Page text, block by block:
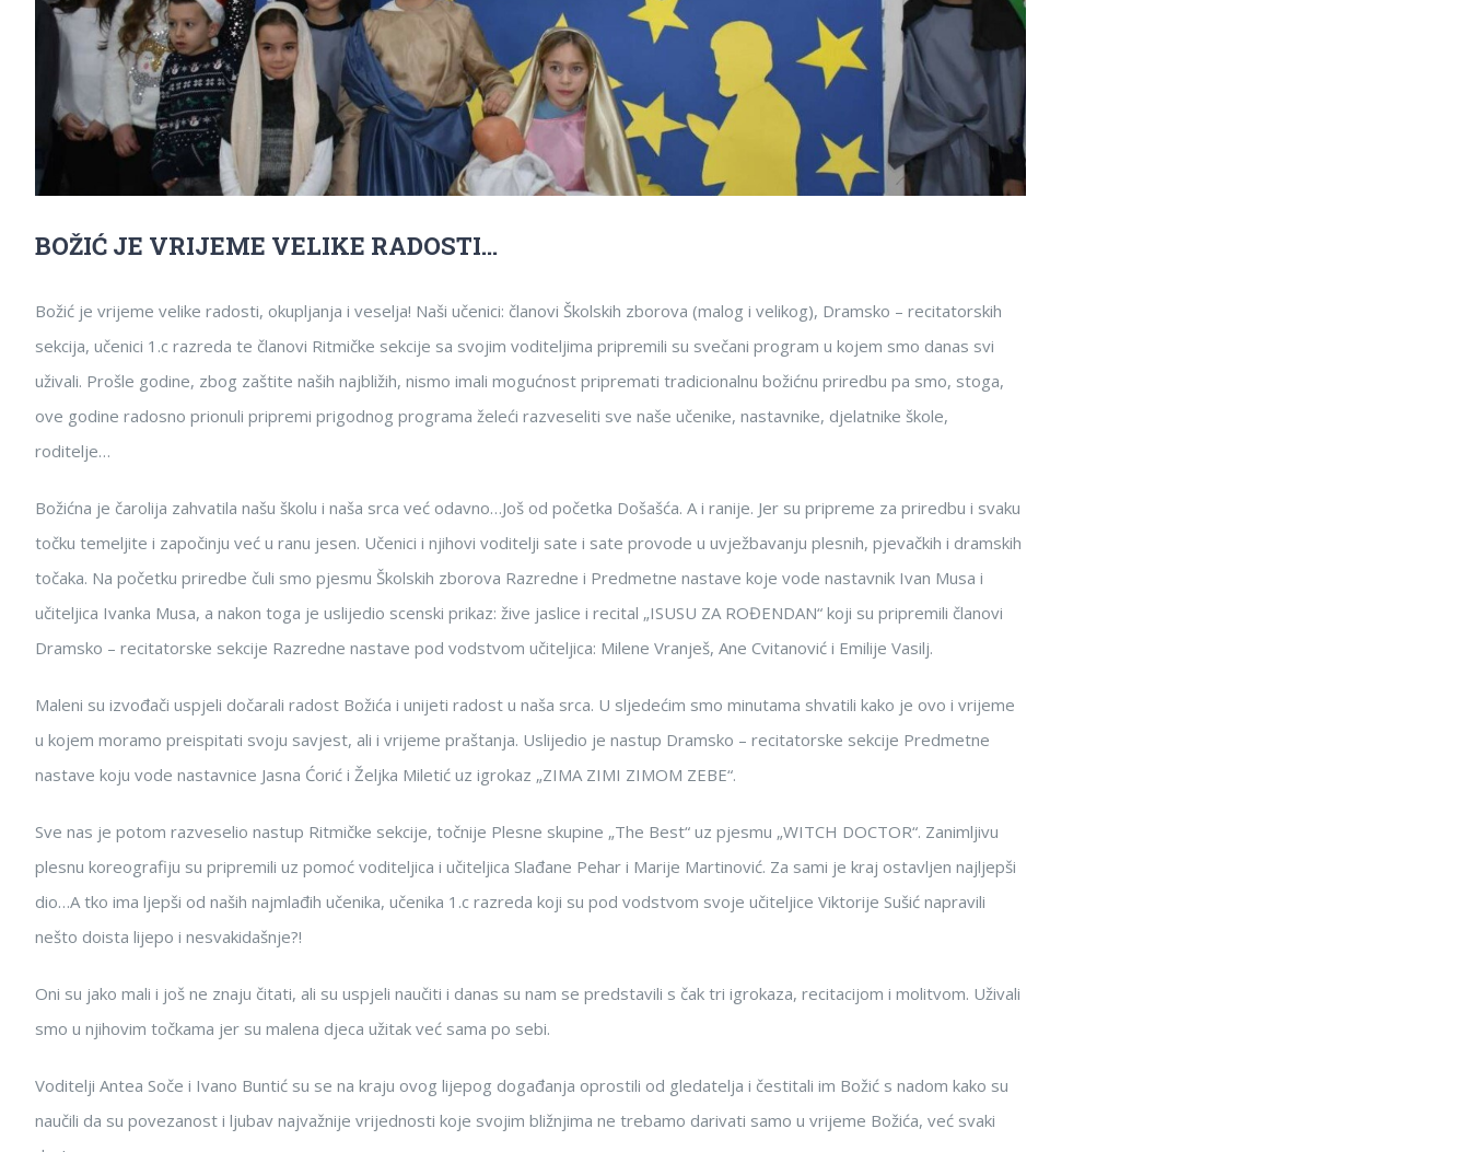
BOŽIĆ JE VRIJEME VELIKE RADOSTI…
Božić je vrijeme velike radosti, okupljanja i veselja! Naši učenici: članovi Školskih zborova (malog i velikog), Dramsko – recitatorskih
sekcija, učenici 1.c razreda te članovi Ritmičke sekcije sa svojim voditeljima pripremili su svečani program u kojem smo danas svi
uživali. Prošle godine, zbog zaštite naših najbližih, nismo imali mogućnost pripremati tradicionalnu božićnu priredbu pa smo, stoga,
ove godine radosno prionuli pripremi prigodnog programa želeći razveseliti sve naše učenike, nastavnike, djelatnike škole,
roditelje…
Božićna je čarolija zahvatila našu školu i naša srca već odavno…Još od početka Došašća. A i ranije. Jer su pripreme za priredbu i svaku
točku temeljite i započinju već u ranu jesen. Učenici i njihovi voditelji sate i sate provode u uvježbavanju plesnih, pjevačkih i dramskih
točaka. Na početku priredbe čuli smo pjesmu Školskih zborova Razredne i Predmetne nastave koje vode nastavnik Ivan Musa i
učiteljica Ivanka Musa, a nakon toga je uslijedio scenski prikaz: žive jaslice i recital „ISUSU ZA ROĐENDAN“ koji su pripremili članovi
Dramsko – recitatorske sekcije Razredne nastave pod vodstvom učiteljica: Milene Vranješ, Ane Cvitanović i Emilije Vasilj.
Maleni su izvođači uspjeli dočarali radost Božića i unijeti radost u naša srca. U sljedećim smo minutama shvatili kako je ovo i vrijeme
u kojem moramo preispitati svoju savjest, ali i vrijeme praštanja. Uslijedio je nastup Dramsko – recitatorske sekcije Predmetne
nastave koju vode nastavnice Jasna Ćorić i Željka Miletić uz igrokaz „ZIMA ZIMI ZIMOM ZEBE“.
Sve nas je potom razveselio nastup Ritmičke sekcije, točnije Plesne skupine „The Best“ uz pjesmu „WITCH DOCTOR“. Zanimljivu
plesnu koreografiju su pripremili uz pomoć voditeljica i učiteljica Slađane Pehar i Marije Martinović. Za sami je kraj ostavljen najljepši
dio…A tko ima ljepši od naših najmlađih učenika, učenika 1.c razreda koji su pod vodstvom svoje učiteljice Viktorije Sušić napravili
nešto doista lijepo i nesvakidašnje?!
Oni su jako mali i još ne znaju čitati, ali su uspjeli naučiti i danas su nam se predstavili s čak tri igrokaza, recitacijom i molitvom. Uživali
smo u njihovim točkama jer su malena djeca užitak već sama po sebi.
Voditelji Antea Soče i Ivano Buntić su se na kraju ovog lijepog događanja oprostili od gledatelja i čestitali im Božić s nadom kako su
naučili da su povezanost i ljubav najvažnije vrijednosti koje svojim bližnjima ne trebamo darivati samo u vrijeme Božića, već svaki